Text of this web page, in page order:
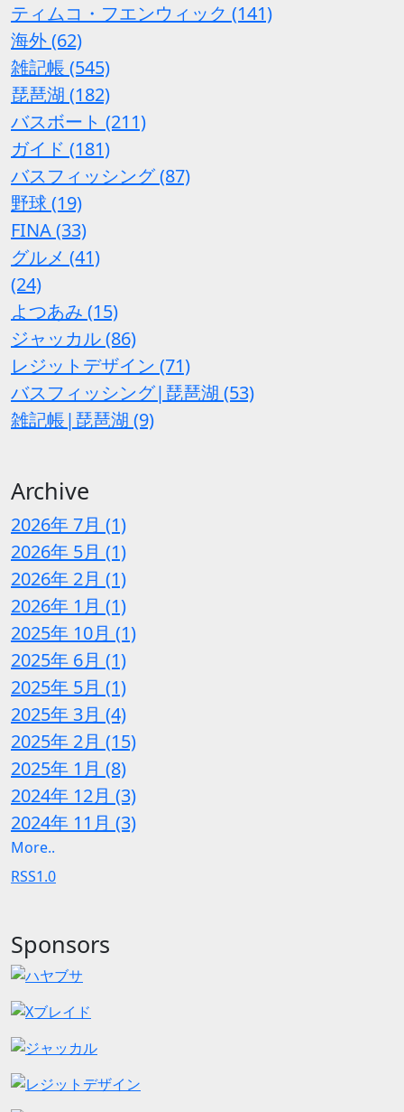
ティムコ・フエンウィック (141)
海外 (62)
雑記帳 (545)
琵琶湖 (182)
バスボート (211)
ガイド (181)
バスフィッシング (87)
野球 (19)
FINA (33)
グルメ (41)
(24)
よつあみ (15)
ジャッカル (86)
レジットデザイン (71)
バスフィッシング|琵琶湖 (53)
雑記帳|琵琶湖 (9)
Archive
2026年 7月 (1)
2026年 5月 (1)
2026年 2月 (1)
2026年 1月 (1)
2025年 10月 (1)
2025年 6月 (1)
2025年 5月 (1)
2025年 3月 (4)
2025年 2月 (15)
2025年 1月 (8)
2024年 12月 (3)
2024年 11月 (3)
More..
RSS1.0
Sponsors